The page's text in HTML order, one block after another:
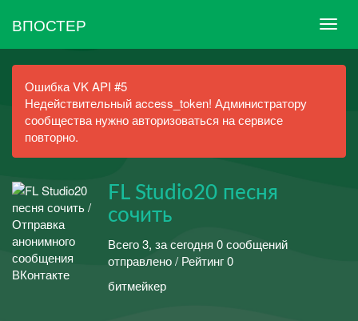
ВПОСТЕР
Ошибка VK API #5
Недействительный access_token! Администратору
сообщества нужно авторизоваться на сервисе
повторно.
FL Studio20 песня
сочить
Всего 3, за сегодня 0 сообщений
отправлено / Рейтинг 0
битмейкер